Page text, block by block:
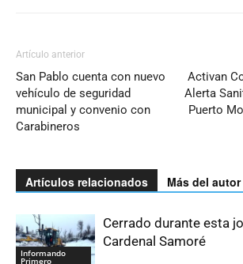
Artículo anterior
San Pablo cuenta con nuevo
vehículo de seguridad
municipal y convenio con
Carabineros
Activan
Alerta
Puerto
Artículos relacionados Más del autor
Informando
Primero
Cerrado durante esta
Cardenal Samoré